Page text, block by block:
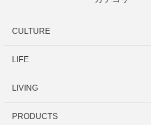
CULTURE
LIFE
LIVING
PRODUCTS